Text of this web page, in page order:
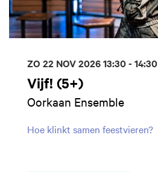
Vijf! (5+)
Oorkaan Ensemble
Hoe klinkt samen feestvieren?
ZO 22 NOV 202613:30 - 14:30